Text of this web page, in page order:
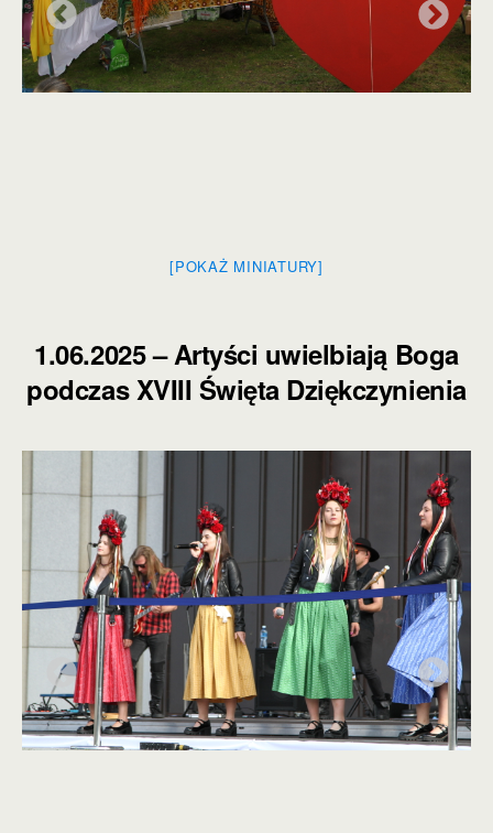
[POKAŻ MINIATURY]
1.06.2025 – Artyści uwielbiają Boga
podczas XVIII Święta Dziękczynienia